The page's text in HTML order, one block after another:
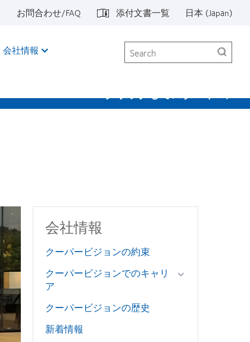
お問合わせ/FAQ 添付文書一覧 日本 (Japan)
会社情報
Search
会社情報
クーパービジョンの約束
クーパービジョンでのキャリ
ア
クーパービジョンの歴史
新着情報